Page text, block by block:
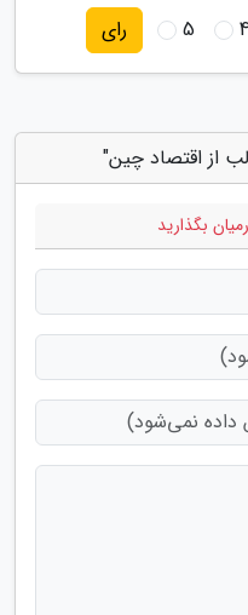
4
5 رای
از اقتصاد چین"
بگذارید